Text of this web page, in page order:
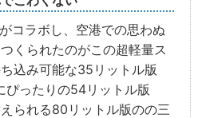
コラボし、空港での思わぬ
くられたのがこの超軽量ス
込み可能な35リットル版
ぴったりの54リットル版
られる80リットル版のの三